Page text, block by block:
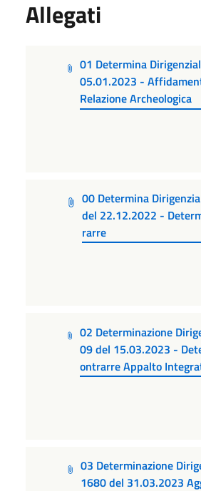
Allegati
01 Determina
05.01.2023 -
Relazione Archeologica
00 Determina
del 22.12.2022 -
rarre
02 Determinazione
09 del 15.03.2023 -
ontrarre Appalto
03 Determinazione
1680 del 31.03.2023